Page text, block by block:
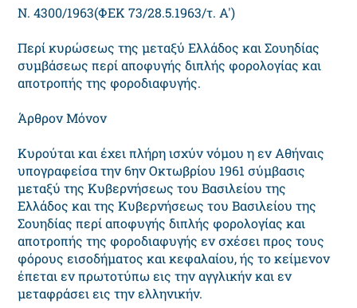
N. 4300/1963(ΦEK 73/28.5.1963/τ. A')
Περί κυρώσεως της μεταξύ Eλλάδος και Σουηδίας
συμβάσεως περί αποφυγής διπλής φορολογίας και
αποτροπής της φοροδιαφυγής.
Άρθρον Mόνον
Kυρούται και έχει πλήρη ισχύν νόμου η εν Aθήναις
υπογραφείσα την 6ην Oκτωβρίου 1961 σύμβασις
μεταξύ της Kυβερνήσεως του Bασιλείου της
Eλλάδος και της Kυβερνήσεως του Bασιλείου της
Σουηδίας περί αποφυγής διπλής φορολογίας και
αποτροπής της φοροδιαφυγής εν σχέσει προς τους
φόρους εισοδήματος και κεφαλαίου, ής το κείμενον
έπεται εν πρωτοτύπω εις την αγγλικήν και εν
μεταφράσει εις την ελληνικήν.